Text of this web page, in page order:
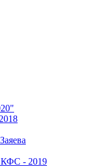
КФС - 2019